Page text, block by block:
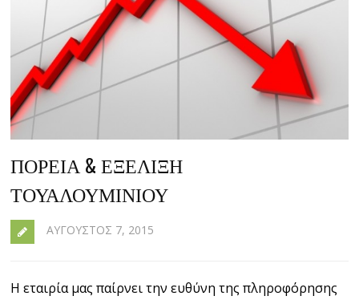
ΠΟΡΕΊΑ & ΕΞΈΛΙΞΗ
ΤΟΥΑΛΟΥΜΙΝΊΟΥ
ΑΎΓΟΥΣΤΟΣ 7, 2015
Η εταιρία μας παίρνει την ευθύνη της πληροφόρησης